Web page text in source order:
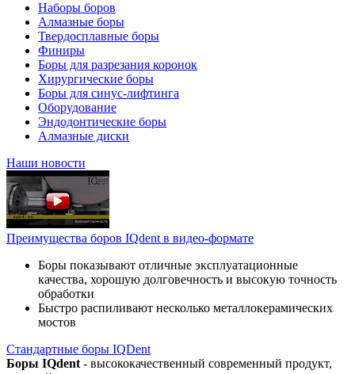
Наборы боров
Алмазные боры
Твердосплавные боры
Финиры
Боры для разрезания коронок
Хирургические боры
Боры для синус-лифтинга
Оборудование
Эндодонтические боры
Алмазные диски
Наши новости
Преимущества боров IQdent в видео-формате
Боры показывают отличные эксплуатационные
качества, хорошую долговечность и высокую точность
обработки
Быстро распиливают несколько металлокерамических
мостов
Стандартные боры IQDent
Боры IQdent - высококачественный современный продукт,